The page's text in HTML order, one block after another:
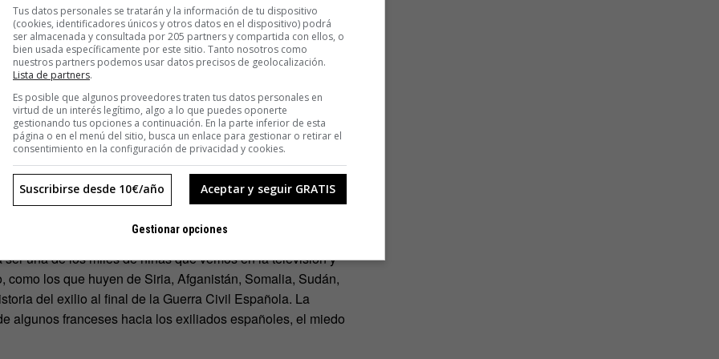
derefugiadossiempre lleva detrás una desgracia: o bien
y la de sus familias. Aunque esta es una historia de
imaginar cómo eran sus vidas antes de ser
de los ahora refugiados eran antes existencias tan
de cualquier país del entorno. De Siria han huido
universitarios, analfabetos, jugadores de fútbol o
móviles, ropa de marca o reloj heredado. O con
el drama.
de angustia y empatía porque es una historia cíclica,
una de los miles de niñas que vemos en la televisión y
los que huyen de Siria, Afganistán, Somalia, Sudán,
del exilio al final de la Guerra Civil Española. La
algunos franceses hacia los exiliados españoles, el miedo
Tus datos personales se tratarán y la información de tu dispositivo
(cookies, identificadores únicos y otros datos en el dispositivo) podrá
ser almacenada y consultada por 205 partners y compartida con ellos, o
bien usada específicamente por este sitio. Tanto nosotros como
nuestros partners podemos usar datos precisos de geolocalización.
Lista de partners.
Es posible que algunos proveedores traten tus datos personales en
virtud de un interés legítimo, algo a lo que puedes oponerte
gestionando tus opciones a continuación. En la parte inferior de esta
página o en el menú del sitio, busca un enlace para gestionar o retirar el
consentimiento en la configuración de privacidad y cookies.
Aceptar y seguir GRATIS
Suscribirse desde 10€/año
Gestionar opciones